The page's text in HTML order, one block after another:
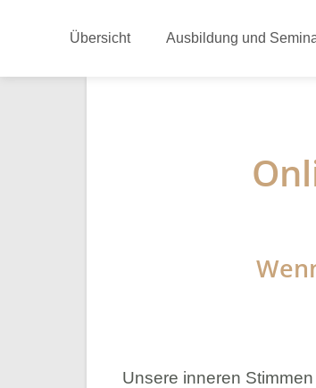
Übersicht Ausbildung und
Unsere inneren